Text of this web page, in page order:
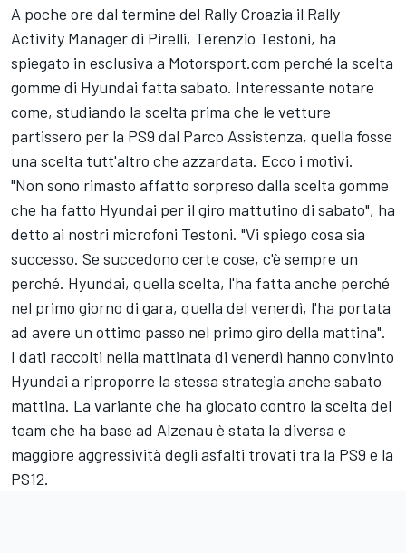
A poche ore dal termine del Rally Croazia il Rally
Activity Manager di Pirelli, Terenzio Testoni, ha
spiegato in esclusiva a Motorsport.com perché la scelta
gomme di Hyundai fatta sabato. Interessante notare
come, studiando la scelta prima che le vetture
partissero per la PS9 dal Parco Assistenza, quella fosse
una scelta tutt'altro che azzardata. Ecco i motivi.
"Non sono rimasto affatto sorpreso dalla scelta gomme
che ha fatto Hyundai per il giro mattutino di sabato", ha
detto ai nostri microfoni Testoni. "Vi spiego cosa sia
successo. Se succedono certe cose, c'è sempre un
perché. Hyundai, quella scelta, l'ha fatta anche perché
nel primo giorno di gara, quella del venerdì, l'ha portata
ad avere un ottimo passo nel primo giro della mattina".
I dati raccolti nella mattinata di venerdì hanno convinto
Hyundai a riproporre la stessa strategia anche sabato
mattina. La variante che ha giocato contro la scelta del
team che ha base ad Alzenau è stata la diversa e
maggiore aggressività degli asfalti trovati tra la PS9 e la
PS12.